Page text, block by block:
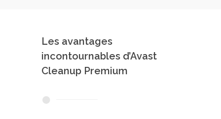
Les avantages
incontournables d’Avast
Cleanup Premium